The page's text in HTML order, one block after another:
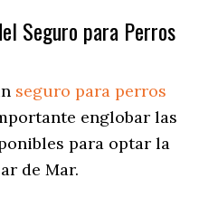
Seguro para Perros
seguro para perros
englobar las
para optar la
de Mar.